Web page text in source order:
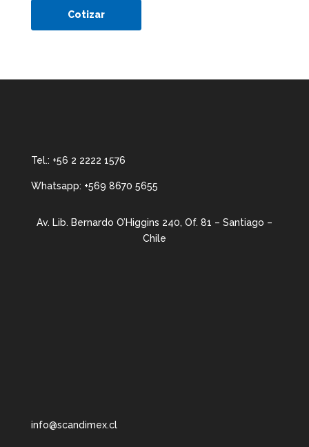
Cotizar
Tel.: +56 2 2222 1576
Whatsapp: +569 8670 5655
Av. Lib. Bernardo O’Higgins 240, Of. 81 – Santiago –
Chile
info@scandimex.cl